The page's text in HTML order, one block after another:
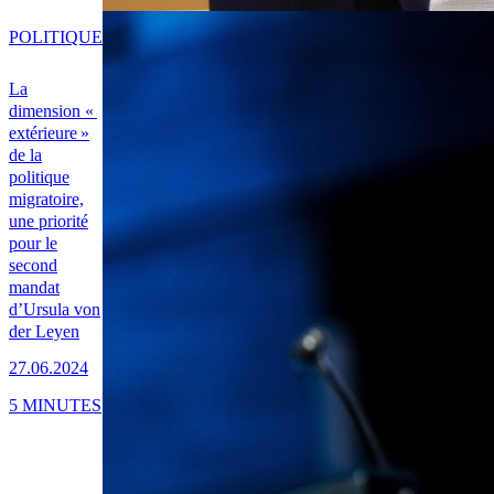
La
dimension «
extérieure »
de la
politique
migratoire,
une priorité
pour le
second
mandat
d’Ursula von
der Leyen
27.06.2024
POLITIQUE
5 MINUTES